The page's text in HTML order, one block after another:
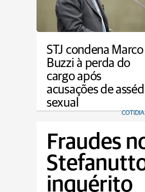
STJ condena Marco
Buzzi à perda do
cargo após
acusações de
sexual
Fraudes
inquérito